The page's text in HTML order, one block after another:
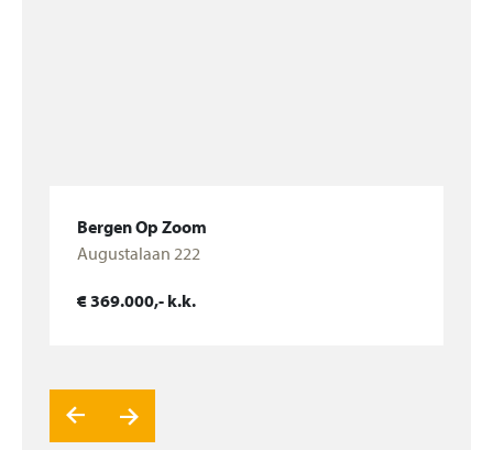
-verzekeringen
Bergen Op Zoom
Colijnspolder 5
€ 849.000,- k.k.